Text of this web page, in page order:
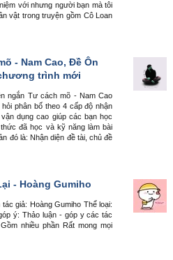
với nhưng người bạn mà tôi
vật trong truyện gồm Cô Loan
- Nam Cao, Đề Ôn
trình mới
ngắn Tư cách mõ - Nam Cao
phân bố theo 4 cấp độ nhận
dụng cao giúp các bạn học
đã học và kỹ năng làm bài
đó là: Nhận diện đề tài, chủ đề
- Hoàng Gumiho
giả: Hoàng Gumiho Thể loại:
ý: Thảo luận - góp y các tác
nhiều phần Rất mong mọi